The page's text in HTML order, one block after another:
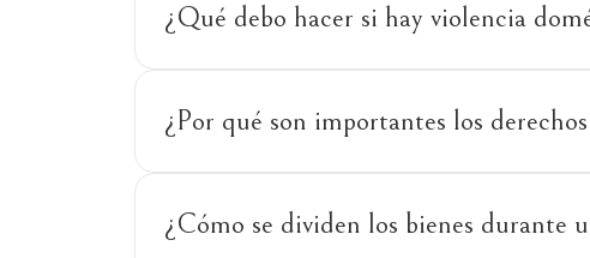
¿Qué debo hacer si hay violencia
¿Por qué son importantes los
¿Cómo se dividen los bienes durante